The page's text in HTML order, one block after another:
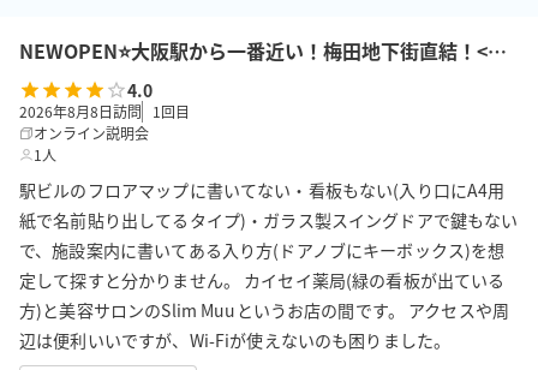
NEWOPEN⭐️大阪駅から一番近い！梅田地下街直結！<めっちゃええ01大阪モダン会議室>アクセス抜群！大阪駅前第１ビル２F！【最大8名収容】
4.0
2026年8月8日訪問 1 回目
オンライン説明会
1人
駅ビルのフロアマップに書いてない・看板もない(入り口にA4用
紙で名前貼り出してるタイプ)・ガラス製スイングドアで鍵もない
で、施設案内に書いてある入り方(ドアノブにキーボックス)を想
定して探すと分かりません。 カイセイ薬局(緑の看板が出ている
方)と美容サロンのSlim Muuというお店の間です。 アクセスや周
辺は便利いいですが、Wi-Fiが使えないのも困りました。